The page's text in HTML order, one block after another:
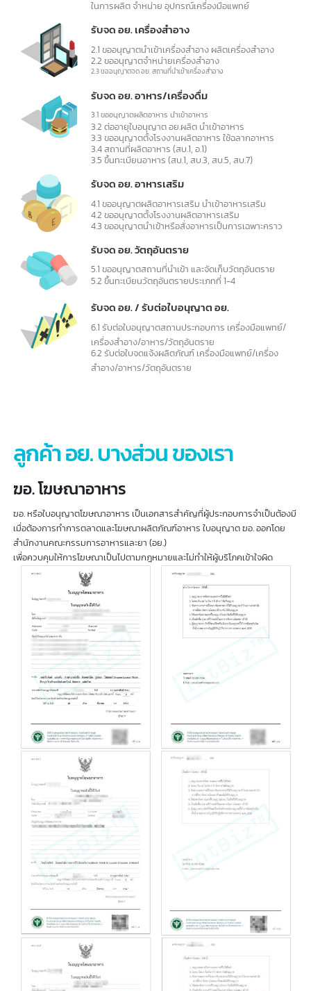
ประเภทสินค้าที่ต้องจดแจ้ง อย.
รับจด อย. เครื่องมือการแพทย์
1.1 ขอใบอนุญาตนำเข้าเครื่องมือแพทย์ ส่งออกเครื่องมือ
แพทย์ ผลิต เครื่องมือแพทย์
1.2 ขอใบอนุญาตจำหน่าย เครื่องมือ อุปกรแพทย์
2.1 ขออนุญาตนำเข้าเครื่องสำอาง ผลิตเครื่องสำอาง
2.2 ขออนุญาตจำหน่ายเครื่องสำอาง
รับจด อย. อาหาร/เครื่องดื่ม
3.1 ขออนุญาตผลิตอาหาร นำเข้าอาหาร
3.2 ต่ออายุใบอนุญาต อย.ผลิต นำเข้าอาหาร
3.3 ขออนุญาตตั้งโรงงานผลิตอาหาร ใช้ฉลากอาหาร
3.4 สถานที่ผลิตอาหาร (สบ.1, อ.1)
3.5 ขึ้นทะเบียนอาหาร (สบ.1, สบ.3, สบ.5, สบ.7)
รับจด อย. อาหารเสริม
4.1 ขออนุญาตผลิตอาหารเสริม นำเข้าอาหารเสริม
4.2 ขออนุญาตตั้งโรงงานผลิตอาหารเสริม
4.3 ขออนุญาตนำเข้าหรือสั่งอาหารเป็นการเฉพาะคราว
รับจด อย. วัตถุอันตราย
5.1 ขออนุญาตสถานที่นำเข้า และจัดเก็บวัตถุอันตราย
5.2 ขึ้นทะเบียนวัตถุอันตรายประเภทที่ 1-4
รับจด อย. / รับต่อใบอนุญาต อย.
6.1 รับต่อใบอนุญาตสถานประกอบการ เครื่องมือแพทย์/
เครื่องสำอาง/อาหาร/วัตถุอันตราย
6.2 รับต่อใบจดแจ้งผลิตภัณฑ์ เครื่องมือแพทย์/เครื่อง
สำอาง/อาหาร/วัตถุอันตราย
ลูกค้า อย. บางส่วน ของเรา
ฆอ. โฆษณาอาหาร
ฆอ. หรือใบอนุญาตโฆษณาอาหาร เป็นเอกสารสำคัญที่ผู้ประกอบการจำเป็นต้อง
เมื่อต้องการทำการตลาดและโฆษณาผลิตภัณฑ์อาหาร ใบอนุญาต ฆอ. ออกโดย
สำนักงานคณะกรรมการอาหารและยา (อย.)
เพื่อควบคุมให้การโฆษณาเป็นไปตามกฎหมายและไม่ทำให้ผู้บริโภคเข้าใจผิด